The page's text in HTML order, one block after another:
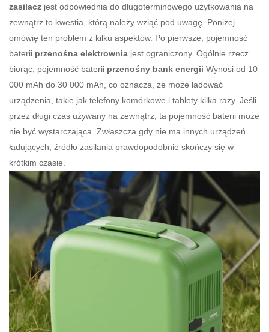
zasilacz jest odpowiednia do długoterminowego użytkowania na
zewnątrz to kwestia, którą należy wziąć pod uwagę. Poniżej
omówię ten problem z kilku aspektów. Po pierwsze, pojemność
baterii przenośna elektrownia jest ograniczony. Ogólnie rzecz
biorąc, pojemność baterii przenośny bank energii Wynosi od 10
000 mAh do 30 000 mAh, co oznacza, że ​​może ładować
urządzenia, takie jak telefony komórkowe i tablety kilka razy. Jeśli
przez długi czas używany na zewnątrz, ta pojemność baterii może
nie być wystarczająca. Zwłaszcza gdy nie ma innych urządzeń
ładujących, źródło zasilania prawdopodobnie skończy się w
krótkim czasie.